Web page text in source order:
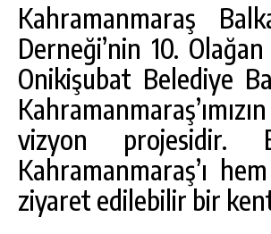
Kahramanmaraş
Derneği’nin 10.
Onikişubat Belediye
vizyon projesidir.
Kahramanmaraş’ı
ziyaret edilebilir bir